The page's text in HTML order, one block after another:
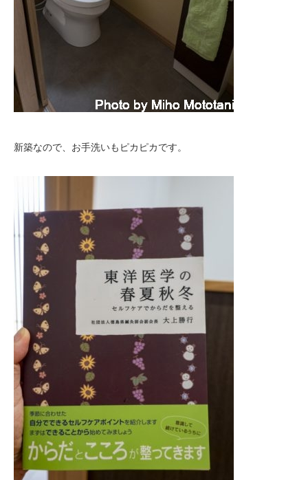
新築なので、お手洗いもピカピカです。